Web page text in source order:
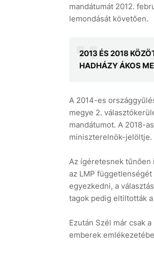
mandátumát 2012.
lemondását követően.
2013 ÉS 2018
HADHÁZY ÁKOS
A 2014-es
megye 2.
mandátumot. A 2018-
miniszterelnök-jelöltje.
Az ígéretesnek tűnően
az LMP
egyezkedni, a
tagok pedig eltiltották
Ezután Szél már csak
emberek